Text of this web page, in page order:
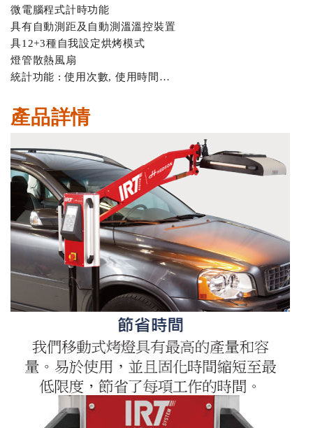
微電腦程式計時功能
具有自動測距及自動測溫溫控裝置
具12+3種自我設定烘烤模式
燈管散熱風扇
統計功能 : 使用次數, 使用時間…
產品詳情